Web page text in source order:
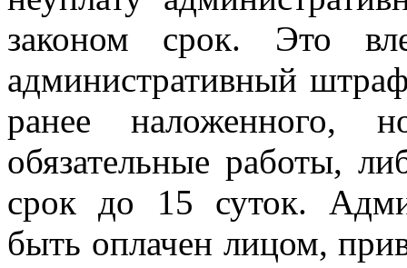
законом срок. Это
административный
ранее наложенного,
обязательные работы,
срок до 15 суток.
быть оплачен лицом,